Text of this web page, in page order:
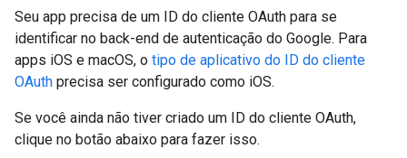
Seu app precisa de um ID do cliente OAuth para se
identificar no back-end de autenticação do Google. Para
apps iOS e macOS, o tipo de aplicativo do ID do cliente
OAuth precisa ser configurado como iOS.
Se você ainda não tiver criado um ID do cliente OAuth,
clique no botão abaixo para fazer isso.